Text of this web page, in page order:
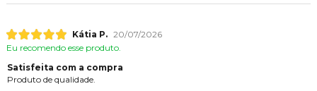
Kátia P. 20/07/2026
Eu recomendo esse produto.
Satisfeita com a compra
Produto de qualidade.